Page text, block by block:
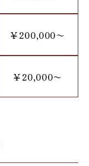
￥200,000〜
￥20,000〜